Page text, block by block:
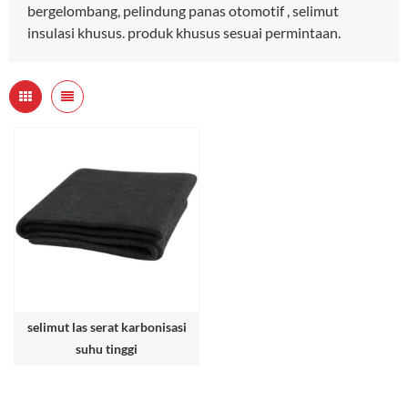
bergelombang, pelindung panas otomotif , selimut
insulasi khusus. produk khusus sesuai permintaan.
selimut las serat karbonisasi
suhu tinggi